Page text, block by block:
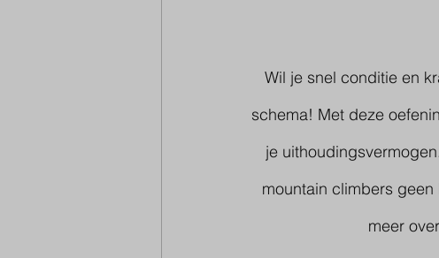
Wil je snel conditie en
schema! Met deze
je
mountain climbers
meer